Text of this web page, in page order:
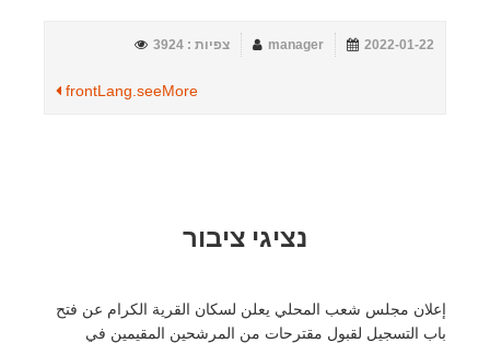
2022-01-22
manager צפיות : 3924
frontLang.seeMore
נציגי ציבור
إعلان مجلس شعب المحلي يعلن لسكان القرية الكرام عن فتح
باب التسجيل لقبول مقترحات من المرشحين المقيمين في